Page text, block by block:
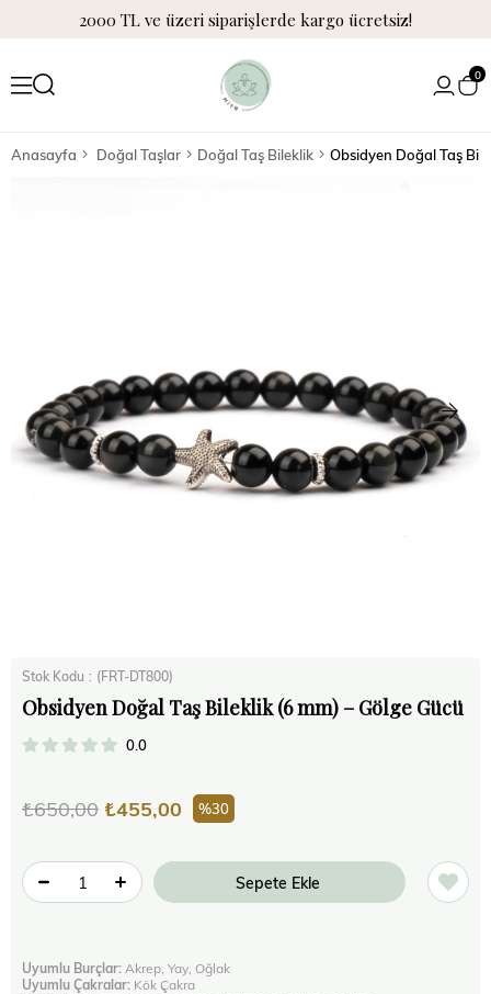
2000 TL ve üzeri siparişlerde kargo ücretsiz!
0
Anasayfa Doğal Taşlar Doğal Taş Bileklik Obsidyen Doğal Taş
Stok Kodu (FRT-DT800)
Obsidyen Doğal Taş Bileklik (6 mm) – Gölge Gücü
0.0
₺650,00 ₺455,00 30
Uyumlu Burçlar: Akrep, Yay, Oğlak
Uyumlu Çakralar: Kök Çakra